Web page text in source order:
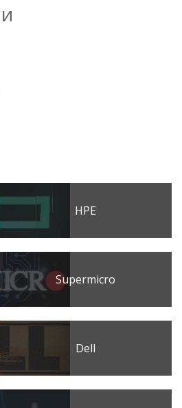
HPE
Supermicro
Dell